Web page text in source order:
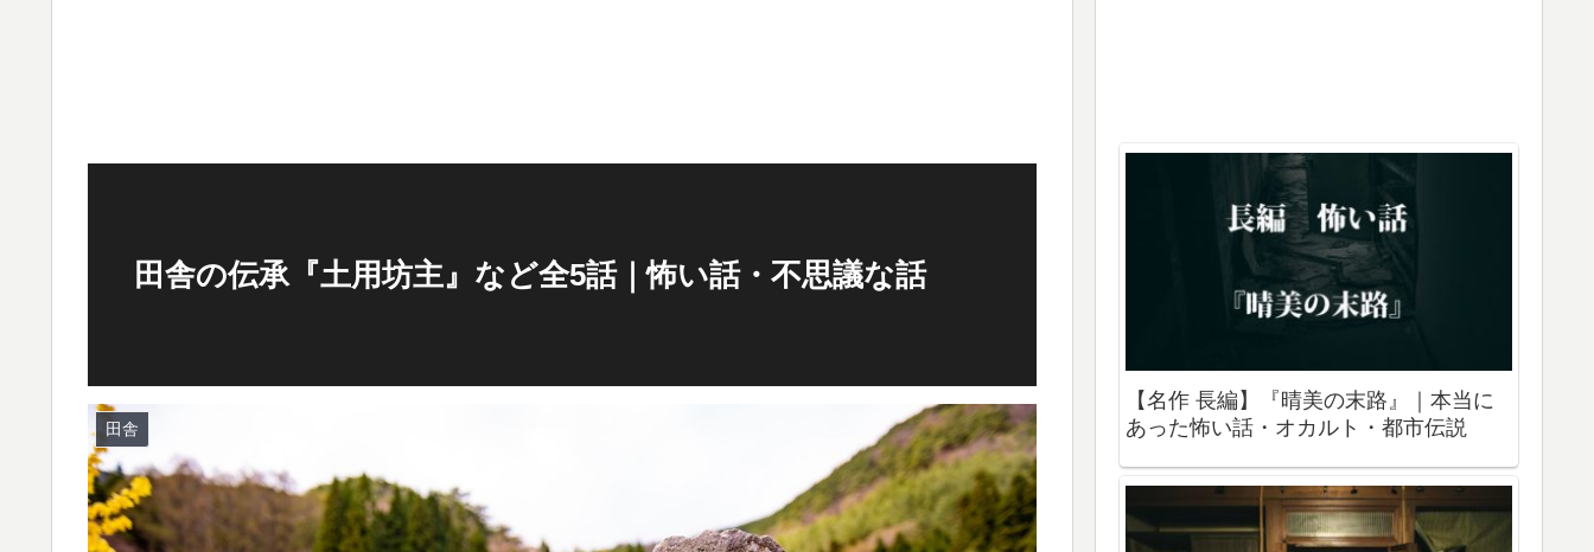
田舎の伝承『土用坊主』など全5話｜怖い話・不思議な話
田舎
【名作 長編】『晴美の末路』｜本当に
あった怖い話・オカルト・都市伝説